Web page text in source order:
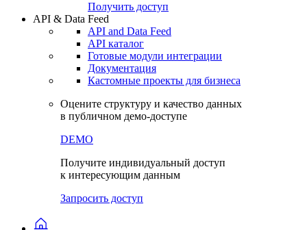
Попробуйте7-дневный
Откройте глобальную базу данных
Получить доступ
API & Data Feed
API and Data Feed
Готовые модули интеграции
Документация
в публичном демо-доступе